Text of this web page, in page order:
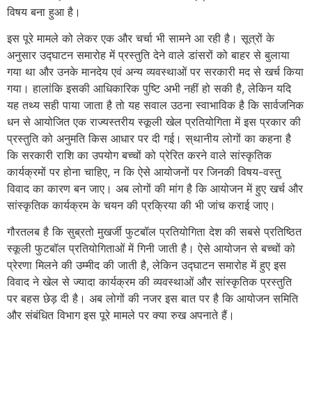
विषय बना हुआ है।
इस पूरे मामले को लेकर एक और चर्चा भी सामने आ रही है। सूत्रों के
अनुसार उद्घाटन समारोह में प्रस्तुति देने वाले डांसरों को बाहर से बुलाया
गया था और उनके मानदेय एवं अन्य व्यवस्थाओं पर सरकारी मद से खर्च किया
गया। हालांकि इसकी आधिकारिक पुष्टि अभी नहीं हो सकी है, लेकिन यदि
यह तथ्य सही पाया जाता है तो यह सवाल उठना स्वाभाविक है कि सार्वजनिक
धन से आयोजित एक राज्यस्तरीय स्कूली खेल प्रतियोगिता में इस प्रकार की
प्रस्तुति को अनुमति किस आधार पर दी गई। स्थानीय लोगों का कहना है
कि सरकारी राशि का उपयोग बच्चों को प्रेरित करने वाले सांस्कृतिक
कार्यक्रमों पर होना चाहिए, न कि ऐसे आयोजनों पर जिनकी विषय-वस्तु
विवाद का कारण बन जाए। अब लोगों की मांग है कि आयोजन में हुए खर्च और
सांस्कृतिक कार्यक्रम के चयन की प्रक्रिया की भी जांच कराई जाए।
गौरतलब है कि सुब्रतो मुखर्जी फुटबॉल प्रतियोगिता देश की सबसे प्रतिष्ठित
स्कूली फुटबॉल प्रतियोगिताओं में गिनी जाती है। ऐसे आयोजन से बच्चों को
प्रेरणा मिलने की उम्मीद की जाती है, लेकिन उद्घाटन समारोह में हुए इस
विवाद ने खेल से ज्यादा कार्यक्रम की व्यवस्थाओं और सांस्कृतिक प्रस्तुति
पर बहस छेड़ दी है। अब लोगों की नजर इस बात पर है कि आयोजन समिति
और संबंधित विभाग इस पूरे मामले पर क्या रुख अपनाते हैं।